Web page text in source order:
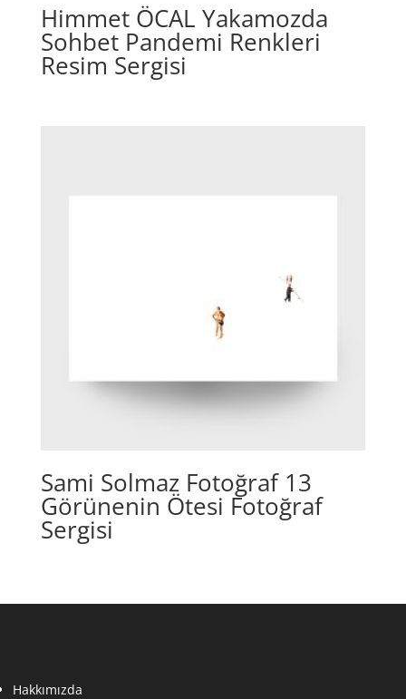
Himmet ÖCAL Yakamozda
Sohbet Pandemi Renkleri
Resim Sergisi
Sami Solmaz Fotoğraf 13
Görünenin Ötesi Fotoğraf
Sergisi
Hakkımızda